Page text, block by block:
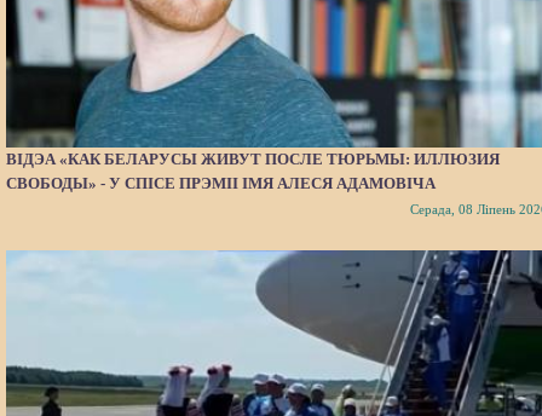
ВІДЭА «КАК БЕЛАРУСЫ ЖИВУТ ПОСЛЕ ТЮРЬМЫ: ИЛЛЮЗИЯ
СВОБОДЫ» - У СПІСЕ ПРЭМІІ ІМЯ АЛЕСЯ АДАМОВІЧА
Серада, 08 Ліпень